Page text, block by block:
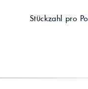
Eigenschaften
Stückzahl pro